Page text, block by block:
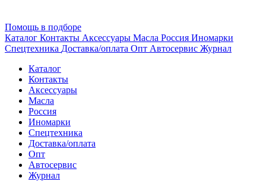
Помощь в подборе
Каталог Контакты Аксессуары Масла Россия Иномарки
Спецтехника Доставка/оплата Опт Автосервис Журнал
Каталог
Контакты
Аксессуары
Масла
Россия
Иномарки
Спецтехника
Доставка/оплата
Опт
Автосервис
Журнал